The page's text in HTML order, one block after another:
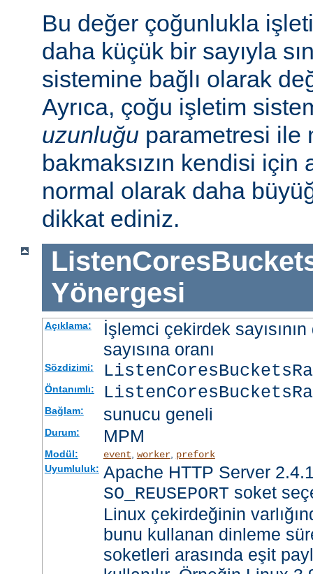
Bu değer çoğunlukla
daha küçük bir sayıyla
sistemine bağlı olarak
Ayrıca, çoğu işletim
uzunluğu parametresi ile
bakmaksızın kendisi için
normal olarak daha
dikkat ediniz.
Yönergesi
Açıklama:
İşlemci çekirdek
sayısına oranı
Sözdizimi:
Öntanımlı:
Bağlam: sunucu geneli
Durum: MPM
Modül: event worker, prefork
Uyumluluk: Apache HTTP Server
SO_REUSEPORT soket
Linux çekirdeğinin
bunu kullanan dinleme
soketleri arasında eşit